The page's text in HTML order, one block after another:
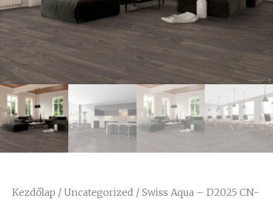
Kezdőlap / Uncategorized / Swiss Aqua – D2025 CN-